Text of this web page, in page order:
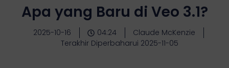
Apa yang Baru di Veo 3.1?
2025-10-16 04:24
Claude McKenzie
Terakhir Diperbaharui 2025-11-05